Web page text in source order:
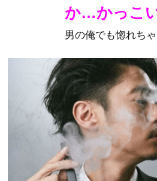
か…かっこ
男の俺でも惚れち